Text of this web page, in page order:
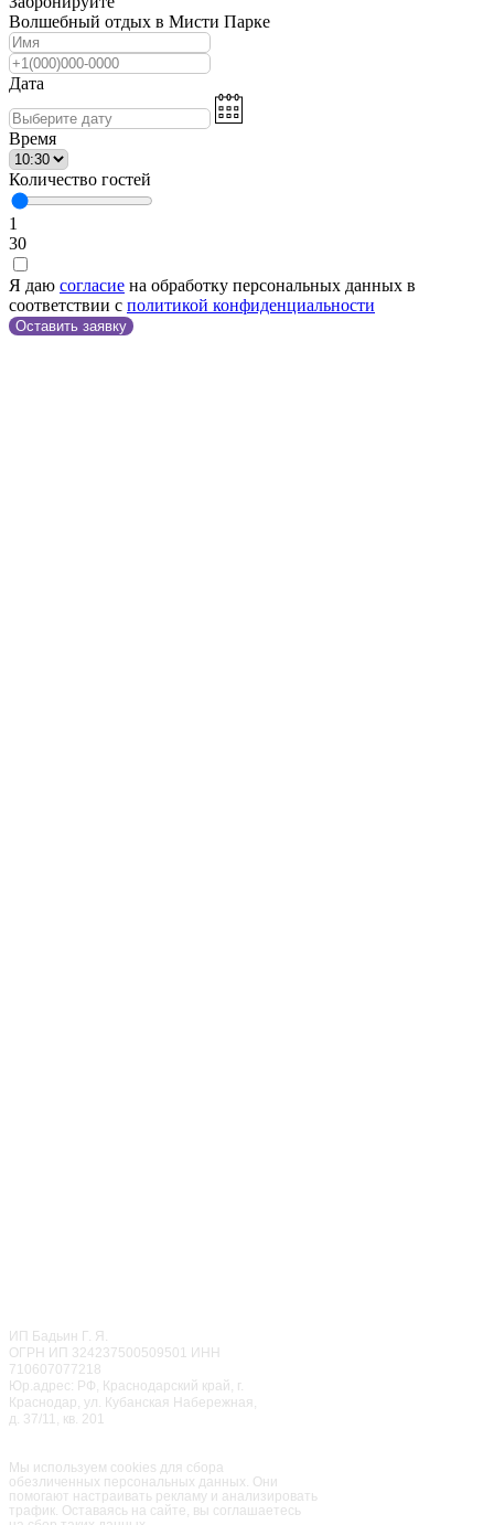
ИП Бадьин Г. Я.
ОГРН ИП 324237500509501 ИНН
710607077218
Юр.адрес: РФ, Краснодарский край, г.
Краснодар, ул. Кубанская Набережная,
д. 37/11, кв. 201
Мы используем cookies для сбора
обезличенных персональных данных. Они
помогают настраивать рекламу и анализировать
трафик. Оставаясь на сайте, вы соглашаетесь
Волшебный отдых в Мисти Парке
Дата
Время
Количество гостей
1
30
Я даю согласие на обработку персональных данных в
соответствии с политикой конфиденциальности
Оставить заявку